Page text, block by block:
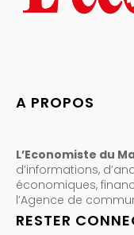
A PROPOS
L’Economiste du
d’informations,
économiques,
l’Agence de
RESTER